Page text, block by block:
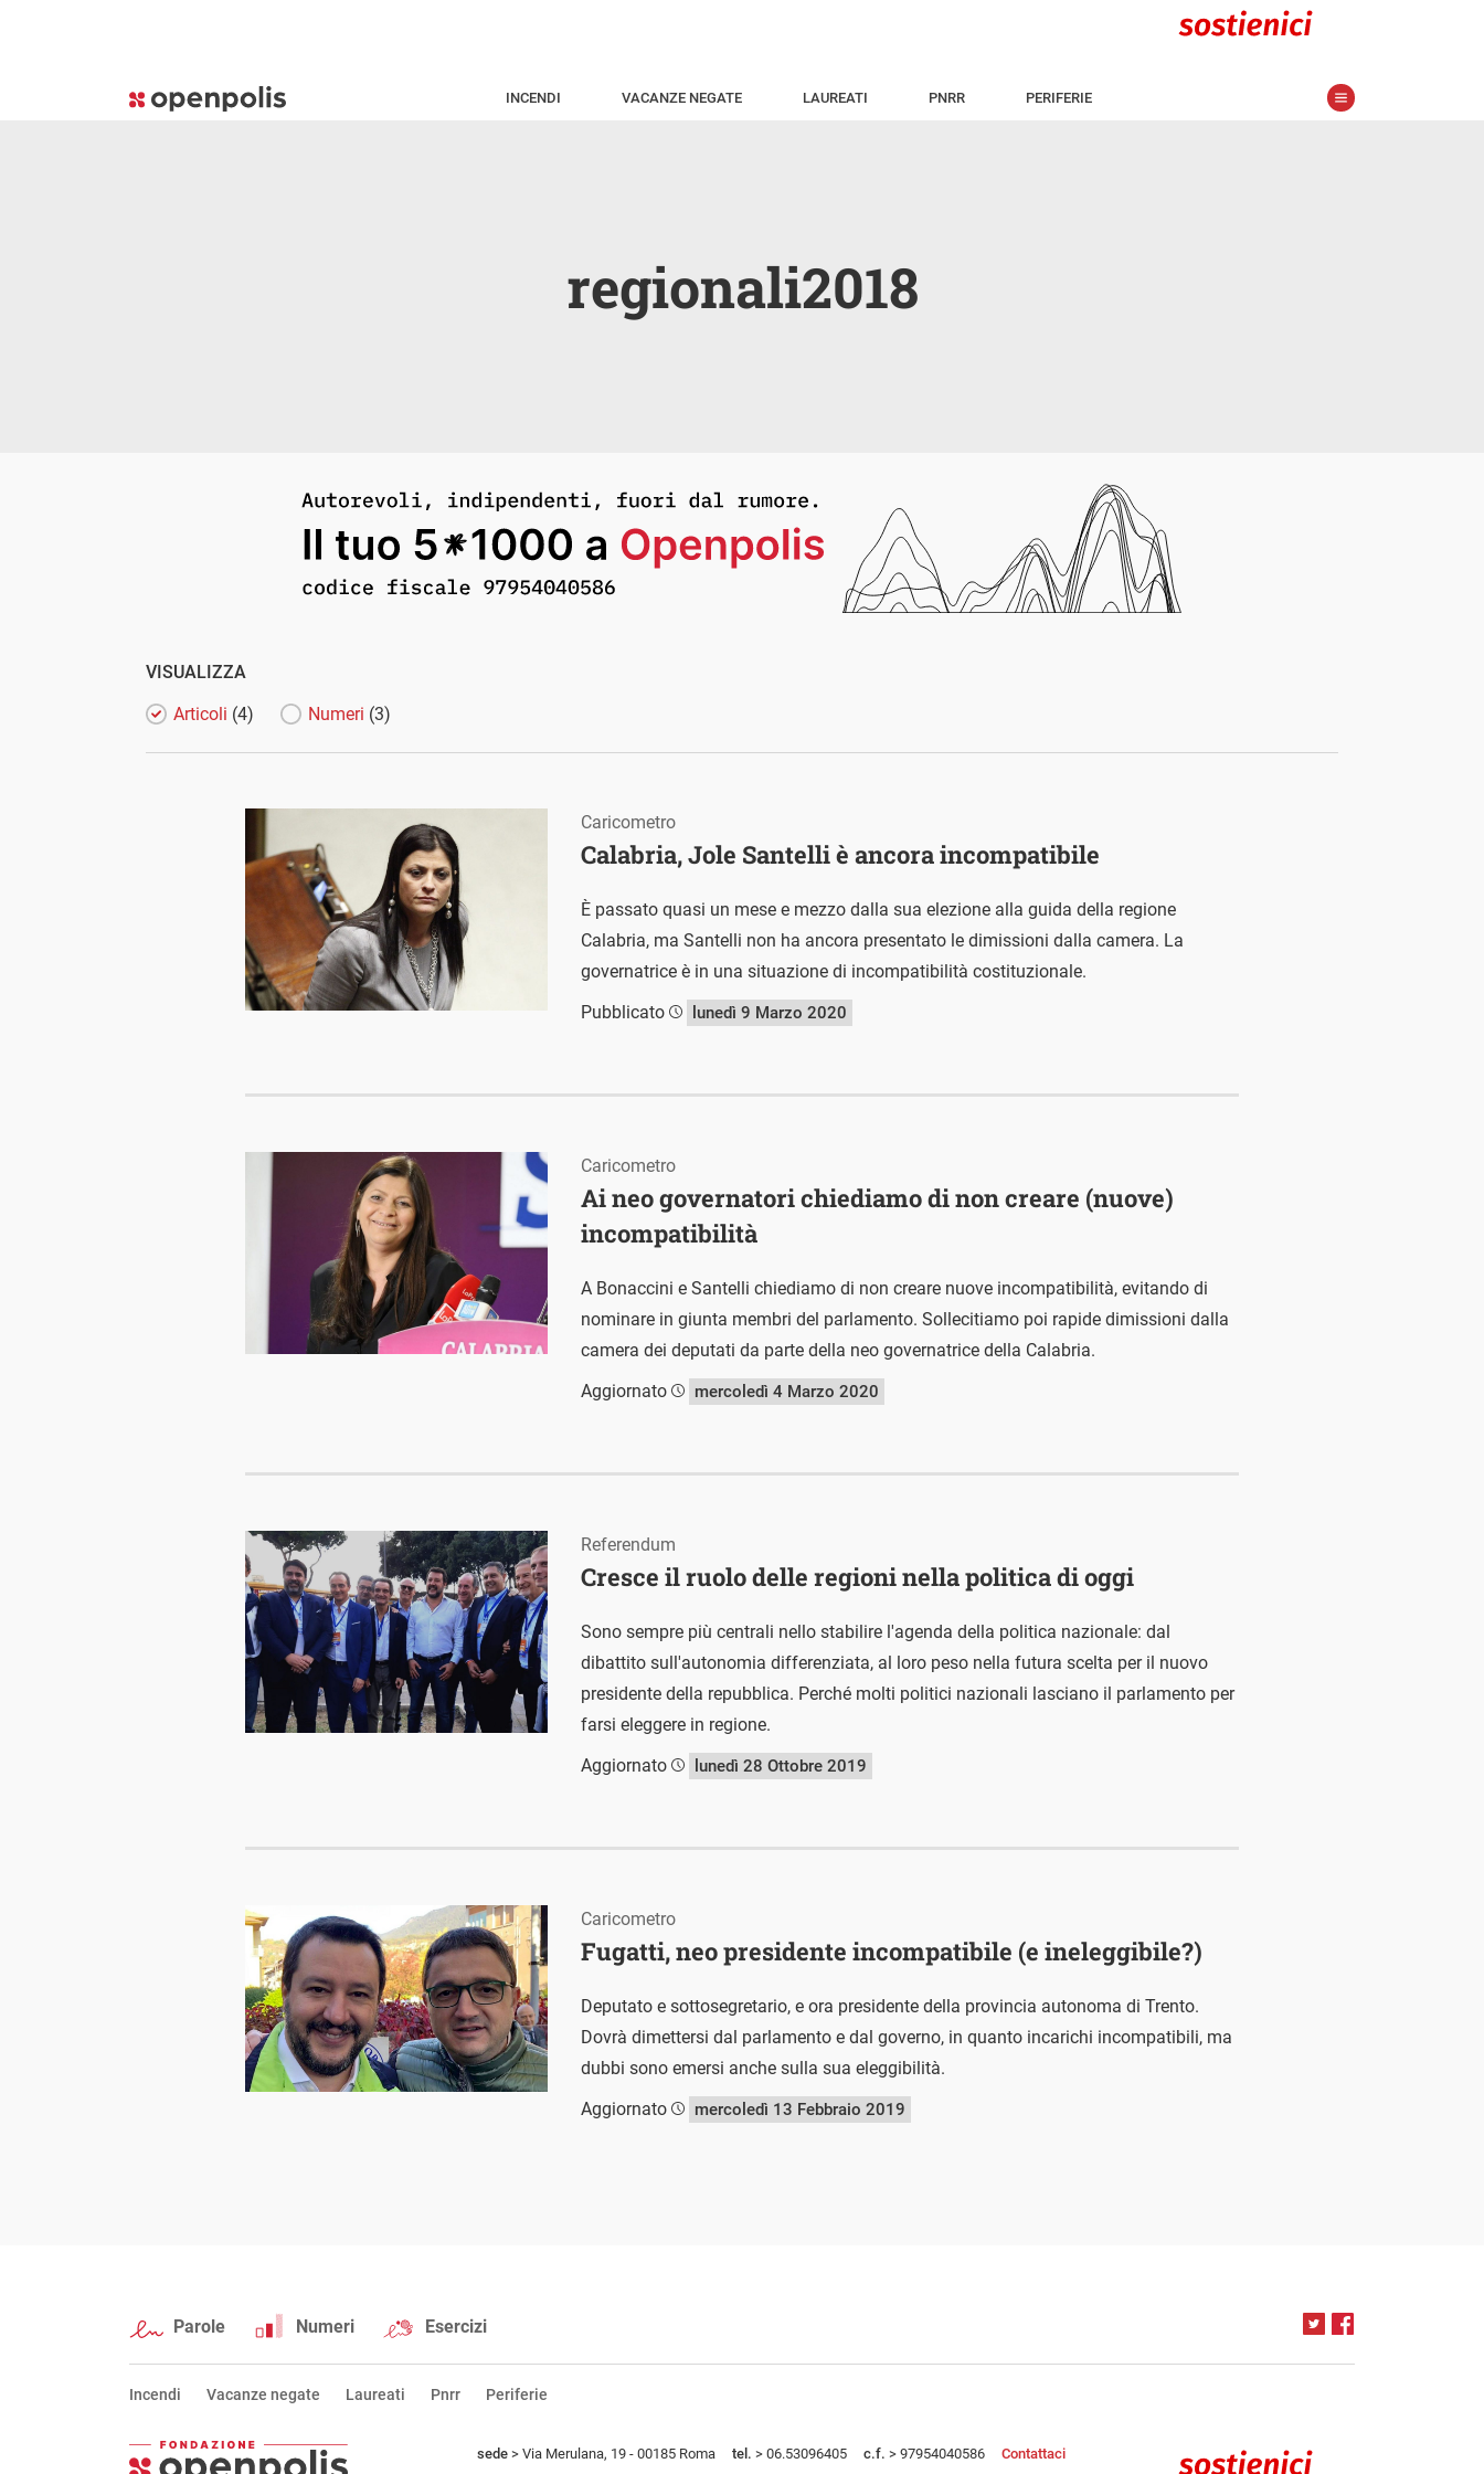
INCENDI VACANZE NEGATE LAUREATI PNRR PERIFERIE
regionali2018
VISUALIZZA
Articoli (4) Numeri (3)
Calabria, Jole Santelli è ancora incompatibile
Caricometro
È passato quasi un mese e mezzo dalla sua elezione alla guida della regione
Calabria, ma Santelli non ha ancora presentato le dimissioni dalla camera. La
governatrice è in una situazione di incompatibilità costituzionale.
Pubblicato
lunedì 9 Marzo 2020
Ai neo governatori chiediamo di non creare (nuove)
incompatibilità
Caricometro
A Bonaccini e Santelli chiediamo di non creare nuove incompatibilità, evitando di
nominare in giunta membri del parlamento. Sollecitiamo poi rapide dimissioni dalla
camera dei deputati da parte della neo governatrice della Calabria.
Aggiornato
mercoledì 4 Marzo 2020
Cresce il ruolo delle regioni nella politica di oggi
Referendum
Sono sempre più centrali nello stabilire l'agenda della politica nazionale: dal
dibattito sull'autonomia differenziata, al loro peso nella futura scelta per il nuovo
presidente della repubblica. Perché molti politici nazionali lasciano il parlamento per
farsi eleggere in regione.
Aggiornato
lunedì 28 Ottobre 2019
Fugatti, neo presidente incompatibile (e ineleggibile?)
Caricometro
Deputato e sottosegretario, e ora presidente della provincia autonoma di Trento.
Dovrà dimettersi dal parlamento e dal governo, in quanto incarichi incompatibili, ma
dubbi sono emersi anche sulla sua eleggibilità.
Aggiornato
mercoledì 13 Febbraio 2019
Parole Numeri Esercizi
Incendi Vacanze negate Laureati Pnrr Periferie
sede > Via Merulana, 19 - 00185 Roma tel. > 06.53096405 c.f. > 97954040586 Contattaci